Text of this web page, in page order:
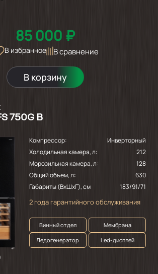
85 000 ₽
В избранное В сравнение
В корзину
750G B
Компрессор:
Инверторный
Холодильная камера, л:
212
Морозильная камера, л:
128
Общий объем, л:
630
Габариты (ВхШхГ), см
183/91/71
2 года гарантийного обслуживания
Винный отдел
Мембрана
Ледогенератор
Led-дисплей